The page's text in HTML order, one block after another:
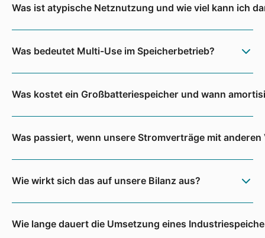
Was ist atypische Netznutzung und wie viel kann ich
Was bedeutet Multi-Use im Speicherbetrieb?
Was kostet ein Großbatteriespeicher und wann
Was passiert, wenn unsere Stromverträge mit
Wie wirkt sich das auf unsere Bilanz aus?
Wie lange dauert die Umsetzung eines